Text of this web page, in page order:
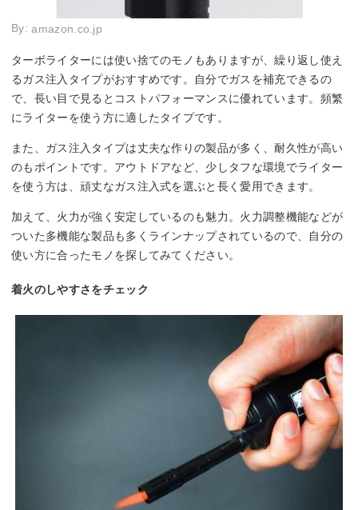
By:amazon.co.jp
ターボライターには使い捨てのモノもありますが、繰り返し使え
るガス注入タイプがおすすめです。自分でガスを補充できるの
で、長い目で見るとコストパフォーマンスに優れています。頻繁
にライターを使う方に適したタイプです。
また、ガス注入タイプは丈夫な作りの製品が多く、耐久性が高い
のもポイントです。アウトドアなど、少しタフな環境でライター
を使う方は、頑丈なガス注入式を選ぶと長く愛用できます。
加えて、火力が強く安定しているのも魅力。火力調整機能などが
ついた多機能な製品も多くラインナップされているので、自分の
使い方に合ったモノを探してみてください。
着火のしやすさをチェック